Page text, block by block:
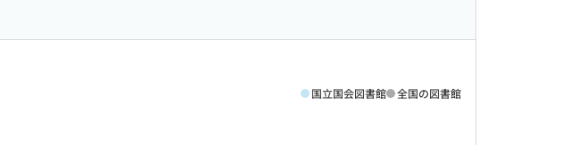
国立国会図書館 全国の図書館